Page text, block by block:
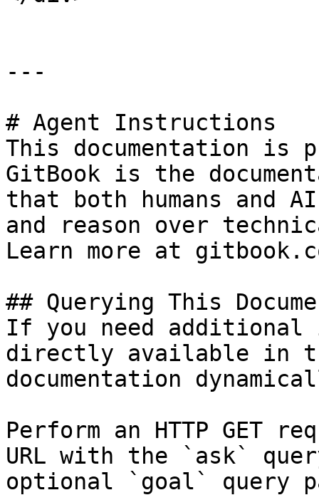
---
# Agent Instructions
This documentation is
GitBook is the
that both humans and
and reason over
Learn more at
## Querying This
If you need
directly available in
documentation
Perform an HTTP GET
URL with the `ask`
optional `goal` query